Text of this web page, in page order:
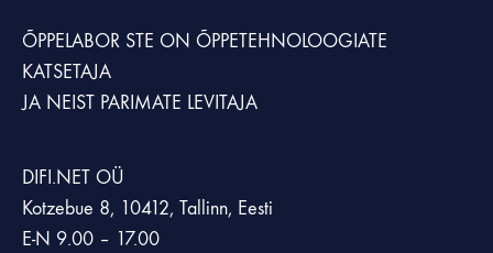
ÕPPELABOR STE ON ÕPPETEHNOLOOGIATE
KATSETAJA
JA NEIST PARIMATE LEVITAJA
DIFI.NET OÜ
Kotzebue 8, 10412, Tallinn, Eesti
E-N 9.00 – 17.00